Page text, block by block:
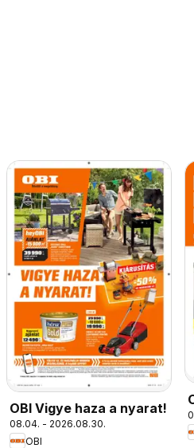
OBI Vigye haza a nyarat!
08.04. - 2026.08.30.
OBI